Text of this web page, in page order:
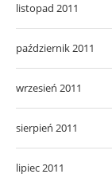
listopad 2011
październik 2011
wrzesień 2011
sierpień 2011
lipiec 2011